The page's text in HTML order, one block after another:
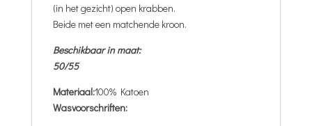
(in het gezicht) open krabben.
Beide met een matchende kroon.
Beschikbaar in maat:
50/55
Materiaal:100% Katoen
Wasvoorschriften: